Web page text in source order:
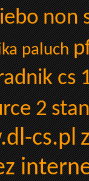
non
paluch
cs
2stan
cs.pl